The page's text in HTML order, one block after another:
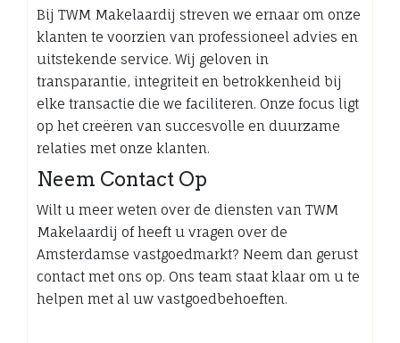
Bij TWM Makelaardij streven we ernaar om onze
klanten te voorzien van professioneel advies en
uitstekende service. Wij geloven in
transparantie, integriteit en betrokkenheid bij
elke transactie die we faciliteren. Onze focus ligt
op het creëren van succesvolle en duurzame
relaties met onze klanten.
Neem Contact Op
Wilt u meer weten over de diensten van TWM
Makelaardij of heeft u vragen over de
Amsterdamse vastgoedmarkt? Neem dan gerust
contact met ons op. Ons team staat klaar om u te
helpen met al uw vastgoedbehoeften.